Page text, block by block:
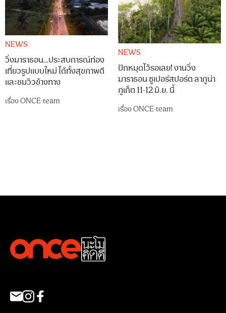
NEWS
วิ่งมาราธอน…ประสบการณ์ท่อง
เที่ยวรูปแบบใหม่ ได้ทั้งสุขภาพดี
และชมวิวข้างทาง
เรื่องONCE-team
NEWS
ปักหมุดไว้รอเลย! งานวิ่ง
มาราธอน ซูเปอร์สปอร์ต ลากูน่า
ภูเก็ต 11-12 มิ.ย. นี้
เรื่องONCE-team